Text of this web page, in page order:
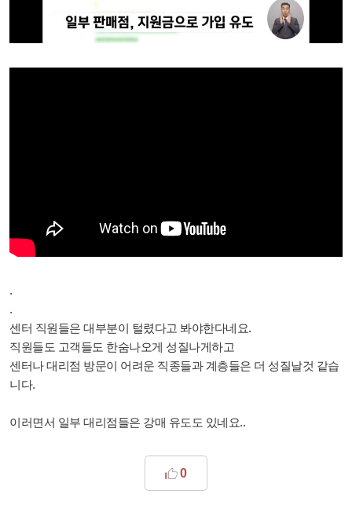
.
.
센터 직원들은 대부분이 털렸다고 봐야한다네요.
직원들도 고객들도 한숨나오게 성질나게하고
센터나 대리점 방문이 어려운 직종들과 계층들은 더 성질날것 같습
니다.
이러면서 일부 대리점들은 강매 유도도 있네요..
0